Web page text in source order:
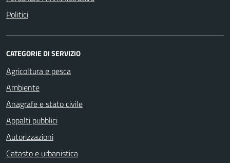
Politici
CATEGORIE DI SERVIZIO
Agricoltura e pesca
Ambiente
Anagrafe e stato civile
Appalti pubblici
Autorizzazioni
Catasto e urbanistica